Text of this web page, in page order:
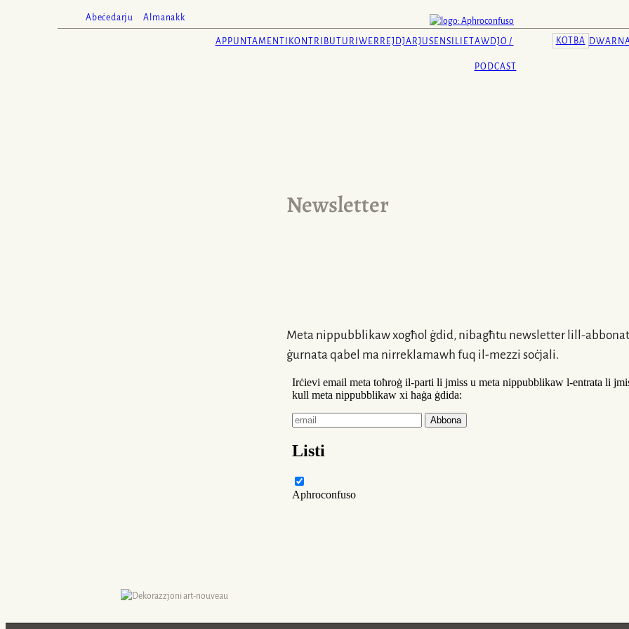
Abeċedarju Almanakk
APPUNTAMENTI KONTRIBUTURI WERREJ DJARJUSENSILIET AWDJO /
PODCAST
KOTBA
Newsletter
Meta nippubblikaw xogħol ġdid, nibagħtu newsletter lill-
ġurnata qabel ma nirreklamawh fuq il-mezzi soċjali.